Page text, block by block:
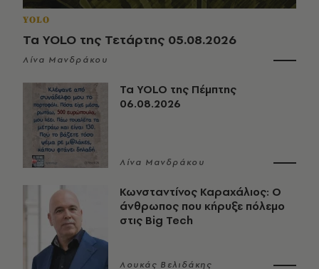
YOLO
Τα YOLO της Τετάρτης 05.08.2026
Λίνα Μανδράκου
Τα YOLO της Πέμπτης
06.08.2026
Λίνα Μανδράκου
Κωνσταντίνος Καραχάλιος: Ο
άνθρωπος που κήρυξε πόλεμο
στις Big Tech
Λουκάς Βελιδάκης